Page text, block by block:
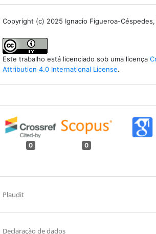
Copyright (c) 2025 Ignacio Figueroa-
Este trabalho está licenciado sob uma licença
Attribution 4.0 International License.
0 0
Plaudit
Declaração de dados